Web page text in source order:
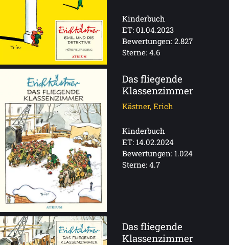
Kinderbuch
ET: 01.04.2023
Bewertungen: 2.827
Sterne: 4.6
Das fliegende
Klassenzimmer
Kästner, Erich
Kinderbuch
ET: 14.02.2024
Bewertungen: 1.024
Sterne: 4.7
Das fliegende
Klassenzimmer